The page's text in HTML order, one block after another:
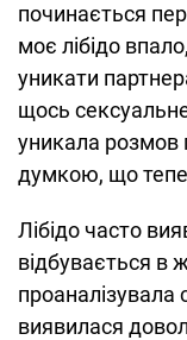
починається
моє лібідо
уникати
щось
уникала розмов
думкою, що
Лібідо часто
відбувається в
виявилася